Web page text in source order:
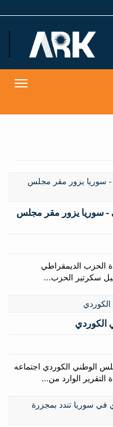
- سوريا يزور مقر مجلس
وفد من قيادة الحزب الديمقراطي
سكرتير الحزب...
الكوردي
الوطني الكوردي اجتماعه